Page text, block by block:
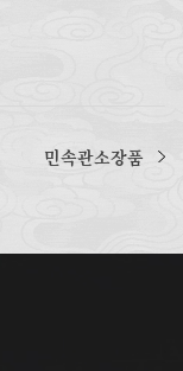
민속관소장품